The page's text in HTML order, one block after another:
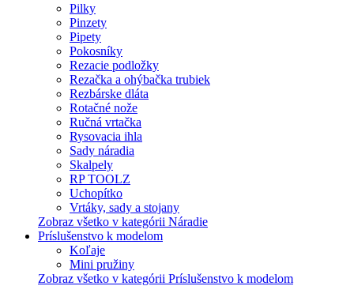
Pilky
Pinzety
Pipety
Pokosníky
Rezacie podložky
Rezačka a ohýbačka trubiek
Rezbárske dláta
Rotačné nože
Ručná vrtačka
Rysovacia ihla
Sady náradia
Skalpely
RP TOOLZ
Uchopítko
Vrtáky, sady a stojany
Zobraz všetko v kategórii Náradie
Príslušenstvo k modelom
Koľaje
Mini pružiny
Zobraz všetko v kategórii Príslušenstvo k modelom